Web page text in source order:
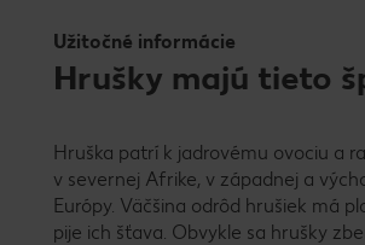
Užitočné informácie
Hrušky majú tieto
Hruška patrí k jadrovému ovociu a
v severnej Afrike, v západnej a
Európy. Väčšina odrôd hrušiek má
pije ich šťava. Obvykle sa hrušky